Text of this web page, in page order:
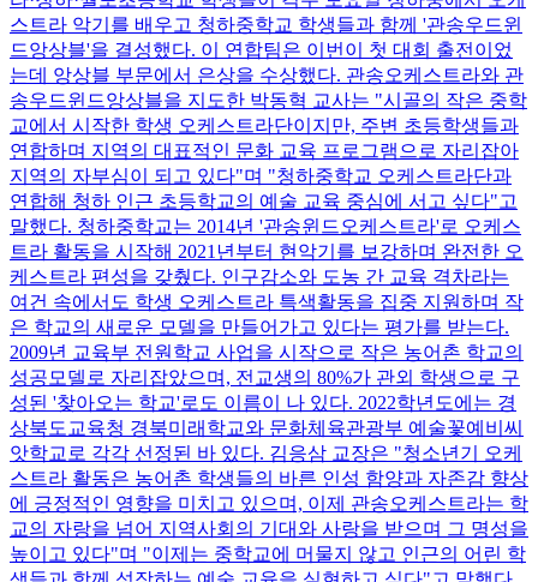
스트라 악기를 배우고 청하중학교 학생들과 함께 '관송우드윈
드앙상블'을 결성했다. 이 연합팀은 이번이 첫 대회 출전이었
는데 앙상블 부문에서 은상을 수상했다. 관송오케스트라와 관
송우드윈드앙상블을 지도한 박동혁 교사는 "시골의 작은 중학
교에서 시작한 학생 오케스트라단이지만, 주변 초등학생들과
연합하며 지역의 대표적인 문화 교육 프로그램으로 자리잡아
지역의 자부심이 되고 있다"며 "청하중학교 오케스트라단과
연합해 청하 인근 초등학교의 예술 교육 중심에 서고 싶다"고
말했다. 청하중학교는 2014년 '관송윈드오케스트라'로 오케스
트라 활동을 시작해 2021년부터 현악기를 보강하며 완전한 오
케스트라 편성을 갖췄다. 인구감소와 도농 간 교육 격차라는
여건 속에서도 학생 오케스트라 특색활동을 집중 지원하며 작
은 학교의 새로운 모델을 만들어가고 있다는 평가를 받는다.
2009년 교육부 전원학교 사업을 시작으로 작은 농어촌 학교의
성공모델로 자리잡았으며, 전교생의 80%가 관외 학생으로 구
성된 '찾아오는 학교'로도 이름이 나 있다. 2022학년도에는 경
상북도교육청 경북미래학교와 문화체육관광부 예술꽃예비씨
앗학교로 각각 선정된 바 있다. 김응삼 교장은 "청소년기 오케
스트라 활동은 농어촌 학생들의 바른 인성 함양과 자존감 향상
에 긍정적인 영향을 미치고 있으며, 이제 관송오케스트라는 학
교의 자랑을 넘어 지역사회의 기대와 사랑을 받으며 그 명성을
높이고 있다"며 "이제는 중학교에 머물지 않고 인근의 어린 학